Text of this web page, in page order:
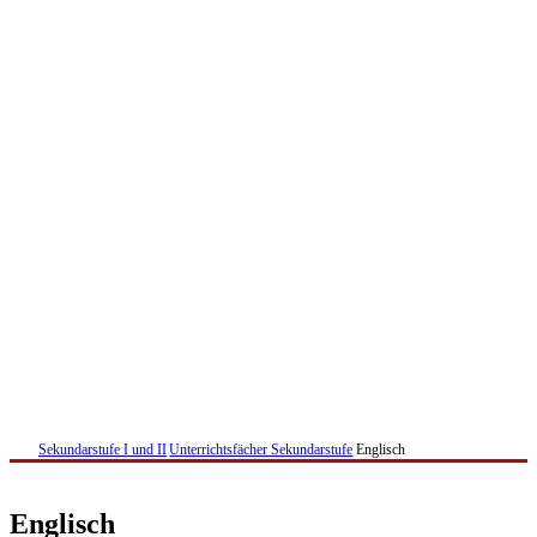
Sekundarstufe I und IIUnterrichtsfächer Sekundarstufe Englisch
Englisch